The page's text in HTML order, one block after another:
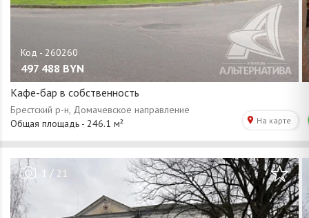
497 488 BYN
Кафе-бар в собственность
1 / 21